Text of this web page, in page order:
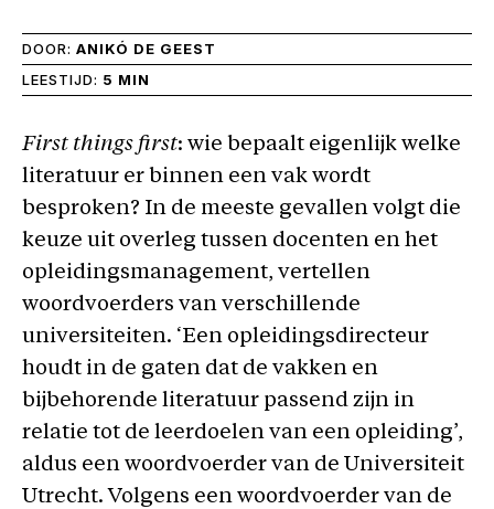
DOOR: ANIKÓ DE GEEST
LEESTIJD: 5 MIN
First things first: wie bepaalt eigenlijk welke
literatuur er binnen een vak wordt
besproken? In de meeste gevallen volgt die
keuze uit overleg tussen docenten en het
opleidingsmanagement, vertellen
woordvoerders van verschillende
universiteiten. ‘Een opleidingsdirecteur
houdt in de gaten dat de vakken en
bijbehorende literatuur passend zijn in
relatie tot de leerdoelen van een opleiding’,
aldus een woordvoerder van de Universiteit
Utrecht. Volgens een woordvoerder van de